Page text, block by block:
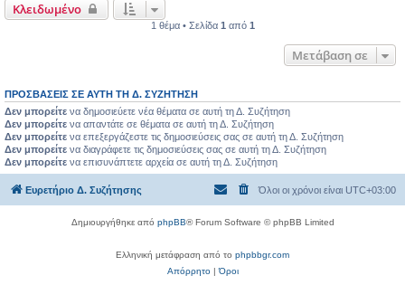
Κλειδωμένο
1 θέμα • Σελίδα 1 από 1
Μετάβαση σε
ΠΡΟΣΒΆΣΕΙΣ ΣΕ ΑΥΤΉ ΤΗ Δ. ΣΥΖΉΤΗΣΗ
Δεν μπορείτε να δημοσιεύετε νέα θέματα σε αυτή τη Δ. Συζήτηση
Δεν μπορείτε να απαντάτε σε θέματα σε αυτή τη Δ. Συζήτηση
Δεν μπορείτε να επεξεργάζεστε τις δημοσιεύσεις σας σε αυτή τη Δ. Συζήτηση
Δεν μπορείτε να διαγράφετε τις δημοσιεύσεις σας σε αυτή τη Δ. Συζήτηση
Δεν μπορείτε να επισυνάπτετε αρχεία σε αυτή τη Δ. Συζήτηση
Ευρετήριο Δ. Συζήτησης Όλοι οι χρόνοι είναι UTC+03:00
Δημιουργήθηκε από phpBB® Forum Software © phpBB Limited
Ελληνική μετάφραση από το phpbbgr.com
Απόρρητο|Όροι